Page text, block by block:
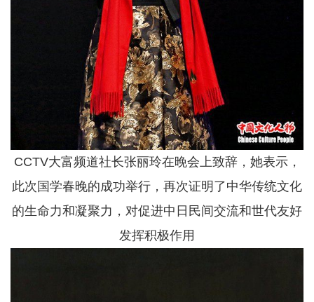
CCTV大富频道社长张丽玲在晚会上致辞，她表示，
此次国学春晚的成功举行，再次证明了中华传统文化
的生命力和凝聚力，对促进中日民间交流和世代友好
发挥积极作用